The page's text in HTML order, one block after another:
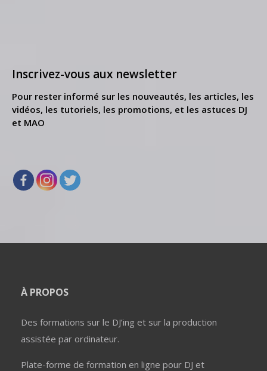
Inscrivez-vous aux newsletter
Pour rester informé sur les nouveautés, les articles, les
vidéos, les tutoriels, les promotions, et les astuces DJ
et MAO
À PROPOS
Des formations sur le DJ’ing et sur la production
assistée par ordinateur.
Plate-forme de formation en ligne pour DJ et